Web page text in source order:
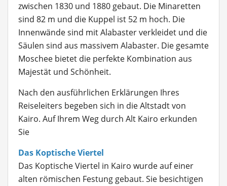
zwischen 1830 und 1880 gebaut. Die Minaretten
sind 82 m und die Kuppel ist 52 m hoch. Die
Innenwände sind mit Alabaster verkleidet und die
Säulen sind aus massivem Alabaster. Die gesamte
Moschee bietet die perfekte Kombination aus
Majestät und Schönheit.
Nach den ausführlichen Erklärungen Ihres
Reiseleiters begeben sich in die Altstadt von
Kairo. Auf Ihrem Weg durch Alt Kairo erkunden
Sie
Das Koptische Viertel
Das Koptische Viertel in Kairo wurde auf einer
alten römischen Festung gebaut. Sie besichtigen